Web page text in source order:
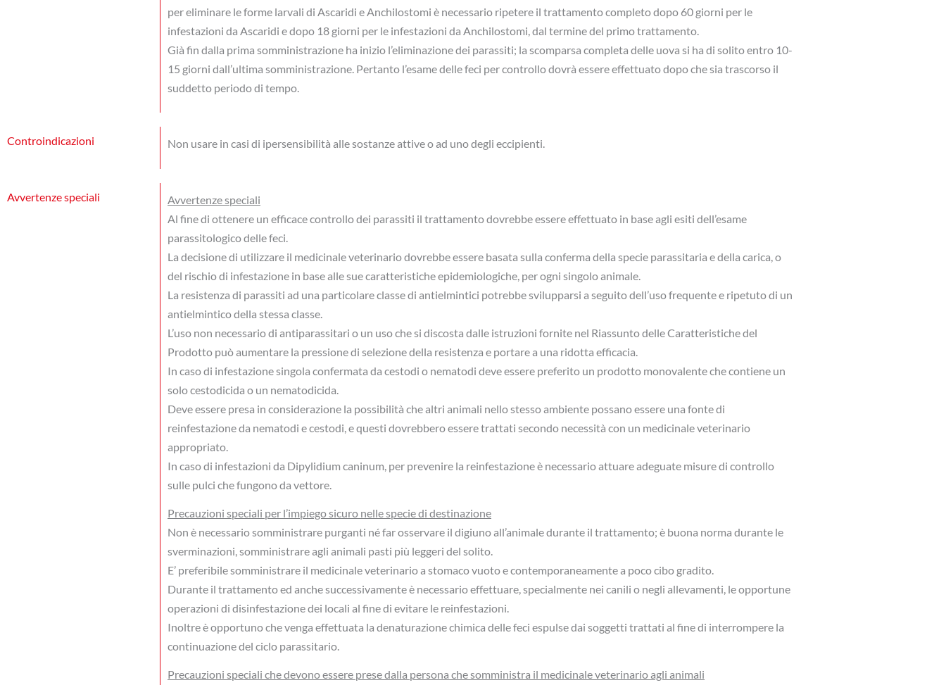
per eliminare le forme larvali di Ascaridi e Anchilostomi è necessario ripetere il trattamento completo dopo 60 giorni per le
infestazioni da Ascaridi e dopo 18 giorni per le infestazioni da Anchilostomi, dal termine del primo trattamento.
Già fin dalla prima somministrazione ha inizio l’eliminazione dei parassiti; la scomparsa completa delle uova si ha di solito entro 10-
15 giorni dall’ultima somministrazione. Pertanto l’esame delle feci per controllo dovrà essere effettuato dopo che sia trascorso il
suddetto periodo di tempo.
Controindicazioni Non usare in casi di ipersensibilità alle sostanze attive o ad uno degli eccipienti.
Avvertenze speciali
Avvertenze speciali
Al fine di ottenere un efficace controllo dei parassiti il trattamento dovrebbe essere effettuato in base agli esiti dell’esame
parassitologico delle feci.
La decisione di utilizzare il medicinale veterinario dovrebbe essere basata sulla conferma della specie parassitaria e della carica, o
del rischio di infestazione in base alle sue caratteristiche epidemiologiche, per ogni singolo animale.
La resistenza di parassiti ad una particolare classe di antielmintici potrebbe svilupparsi a seguito dell’uso frequente e ripetuto di un
antielmintico della stessa classe.
L’uso non necessario di antiparassitari o un uso che si discosta dalle istruzioni fornite nel Riassunto delle Caratteristiche del
Prodotto può aumentare la pressione di selezione della resistenza e portare a una ridotta efficacia.
In caso di infestazione singola confermata da cestodi o nematodi deve essere preferito un prodotto monovalente che contiene un
solo cestodicida o un nematodicida.
Deve essere presa in considerazione la possibilità che altri animali nello stesso ambiente possano essere una fonte di
reinfestazione da nematodi e cestodi, e questi dovrebbero essere trattati secondo necessità con un medicinale veterinario
appropriato.
In caso di infestazioni da Dipylidium caninum, per prevenire la reinfestazione è necessario attuare adeguate misure di controllo
sulle pulci che fungono da vettore.
Precauzioni speciali per l’impiego sicuro nelle specie di destinazione
Non è necessario somministrare purganti né far osservare il digiuno all’animale durante il trattamento; è buona norma durante le
sverminazioni, somministrare agli animali pasti più leggeri del solito.
E’ preferibile somministrare il medicinale veterinario a stomaco vuoto e contemporaneamente a poco cibo gradito.
Durante il trattamento ed anche successivamente è necessario effettuare, specialmente nei canili o negli allevamenti, le opportune
operazioni di disinfestazione dei locali al fine di evitare le reinfestazioni.
Inoltre è opportuno che venga effettuata la denaturazione chimica delle feci espulse dai soggetti trattati al fine di interrompere la
continuazione del ciclo parassitario.
Precauzioni speciali che devono essere prese dalla persona che somministra il medicinale veterinario agli animali